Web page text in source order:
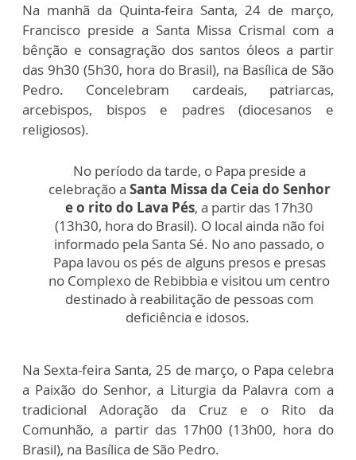
Na manhã da Quinta-feira Santa, 24 de março,
Francisco preside a Santa Missa Crismal com a
bênção e consagração dos santos óleos a partir
das 9h30 (5h30, hora do Brasil), na Basílica de São
Pedro. Concelebram cardeais, patriarcas,
arcebispos, bispos e padres (diocesanos e
religiosos).
No período da tarde, o Papa preside a
celebração a Santa Missa da Ceia do Senhor
e o rito do Lava Pés, a partir das 17h30
(13h30, hora do Brasil). O local ainda não foi
informado pela Santa Sé. No ano passado, o
Papa lavou os pés de alguns presos e presas
no Complexo de Rebibbia e visitou um centro
destinado à reabilitação de pessoas com
deficiência e idosos.
Na Sexta-feira Santa, 25 de março, o Papa celebra
a Paixão do Senhor, a Liturgia da Palavra com a
tradicional Adoração da Cruz e o Rito da
Comunhão, a partir das 17h00 (13h00, hora do
Brasil), na Basílica de São Pedro.